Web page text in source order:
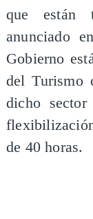
que están
anunciado
Gobierno
del Turismo
dicho sector
de 40 horas.